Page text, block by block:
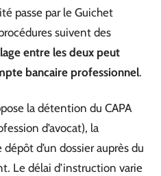
passe par le Guichet
suivent des
entre les deux peut
bancaire professionnel.
la détention du CAPA
d’avocat), la
d’un dossier auprès du
Le délai d’instruction varie